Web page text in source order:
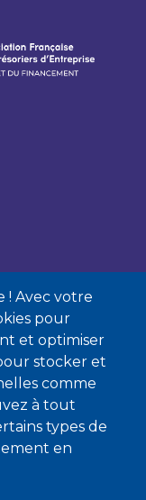
! Avec votre
pour
et optimiser
stocker et
comme
à tout
types de
en